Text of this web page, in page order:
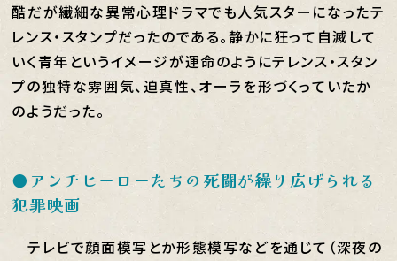
酷だが繊細な異常心理ドラマでも人気スターになったテ
レンス・スタンプだったのである。静かに狂って自滅して
いく青年というイメージが運命のようにテレンス・スタン
プの独特な雰囲気、迫真性、オーラを形づくっていたか
のようだった。
●アンチヒーローたちの死闘が繰り広げられる
犯罪映画
テレビで顔面模写とか形態模写などを通じて（深夜の